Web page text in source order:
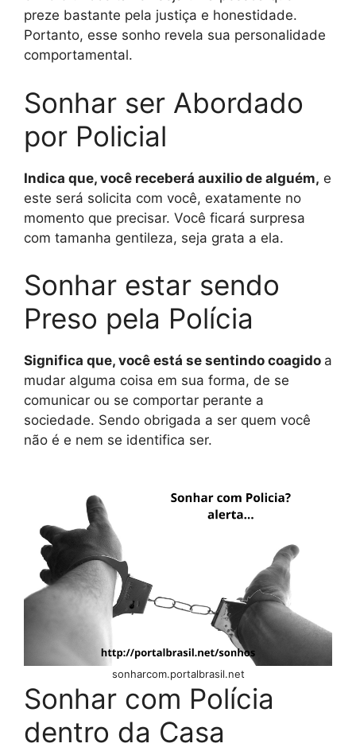
preze bastante pela justiça e honestidade.
Portanto, esse sonho revela sua personalidade
comportamental.
Sonhar ser Abordado
por Policial
Indica que, você receberá auxilio de alguém, e
este será solicita com você, exatamente no
momento que precisar. Você ficará surpresa
com tamanha gentileza, seja grata a ela.
Sonhar estar sendo
Preso pela Polícia
Significa que, você está se sentindo coagido a
mudar alguma coisa em sua forma, de se
comunicar ou se comportar perante a
sociedade. Sendo obrigada a ser quem você
não é e nem se identifica ser.
sonharcom.portalbrasil.net
Sonhar com Polícia
dentro da Casa